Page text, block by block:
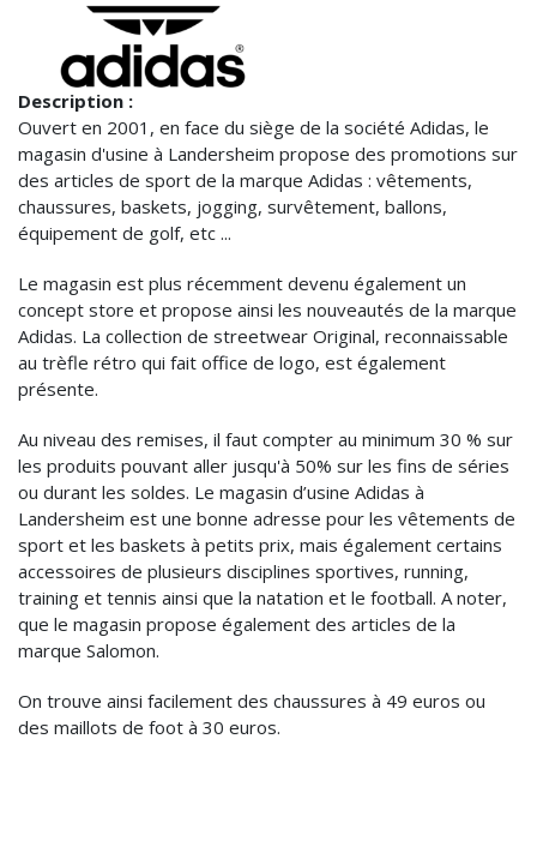
Description :
Ouvert en 2001, en face du siège de la société Adidas, le
magasin d'usine à Landersheim propose des promotions sur
des articles de sport de la marque Adidas : vêtements,
chaussures, baskets, jogging, survêtement, ballons,
équipement de golf, etc ...
Le magasin est plus récemment devenu également un
concept store et propose ainsi les nouveautés de la marque
Adidas. La collection de streetwear Original, reconnaissable
au trèfle rétro qui fait office de logo, est également
présente.
Au niveau des remises, il faut compter au minimum 30 % sur
les produits pouvant aller jusqu'à 50% sur les fins de séries
ou durant les soldes. Le magasin d’usine Adidas à
Landersheim est une bonne adresse pour les vêtements de
sport et les baskets à petits prix, mais également certains
accessoires de plusieurs disciplines sportives, running,
training et tennis ainsi que la natation et le football. A noter,
que le magasin propose également des articles de la
marque Salomon.
On trouve ainsi facilement des chaussures à 49 euros ou
des maillots de foot à 30 euros.